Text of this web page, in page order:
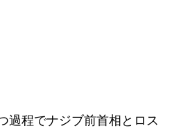
過程でナジブ前首相とロス